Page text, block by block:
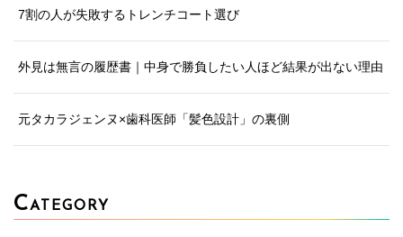
7割の人が失敗するトレンチコート選び
外見は無言の履歴書｜中身で勝負したい人ほど結果が出ない理由
元タカラジェンヌ×歯科医師「髪色設計」の裏側
CATEGORY